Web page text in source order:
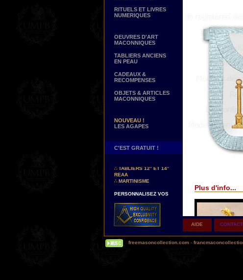
REAA
∴MARTINISME
DECORS
VOTRE NOM BRODE A LA
MAIN SUR VOTRE
TABLIER, VORE CORDON
OU VOTRE SAUTOIR
NOUVELLE PAGE !
∴TEMOIGNAGES
CLIENTS
RITUELS ET LIVRES
NUMERIQUES
OEUVRES D'ART
MACONNIQUES
TABLIERS ANCIENS
EN PEAU
CADEAUX &
RECOMPENSES
OBJETS & ARTICLES
MACONNIQUES
NOUVEAU !
LES AGAPES
C'EST GRATUIT !
AIDE CONTACT
freemasoncollection.com -
Plus d'info...